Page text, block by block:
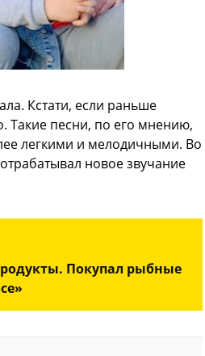
Кстати, если раньше
Такие песни, по его мнению,
легкими и мелодичными. Во
новое звучание
Покупал рыбные